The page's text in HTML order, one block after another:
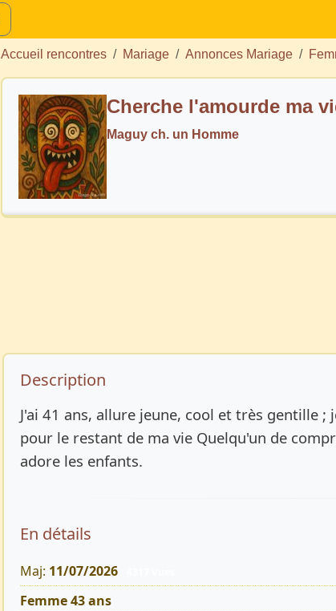
Accueil rencontres Mariage Annonces Mariage
Cherche l'amourde ma
Maguy ch. un Homme
Description de l’annonce
Description
J'ai 41 ans, allure jeune, cool et très gentille ;
pour le restant de ma vie Quelqu'un de
adore les enfants.
En détails
Maj: 11/07/2026
Femme 43 ans